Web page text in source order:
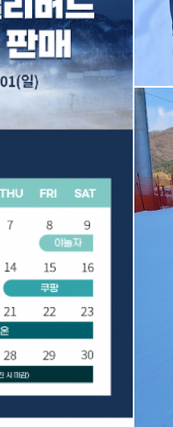
특가(리프트권)